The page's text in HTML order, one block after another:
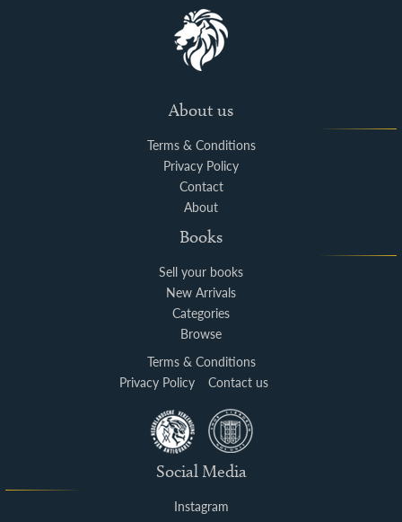
About us
Terms & Conditions
Privacy Policy
Contact
About
Books
Sell your books
New Arrivals
Categories
Browse
Terms & Conditions
Privacy Policy
Contact us
Social Media
Instagram